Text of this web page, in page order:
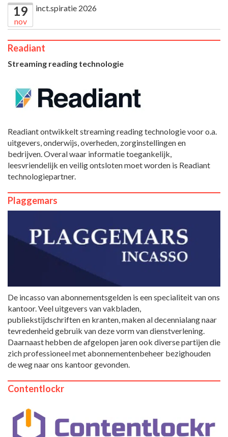
19
nov
inct.spiratie 2026
Readiant
Streaming reading technologie
Readiant ontwikkelt streaming reading technologie voor o.a.
uitgevers, onderwijs, overheden, zorginstellingen en
bedrijven. Overal waar informatie toegankelijk,
leesvriendelijk en veilig ontsloten moet worden is Readiant
technologiepartner.
Plaggemars
De incasso van abonnementsgelden is een specialiteit van ons
kantoor. Veel uitgevers van vakbladen,
publiekstijdschriften en kranten, maken al decennialang naar
tevredenheid gebruik van deze vorm van dienstverlening.
Daarnaast hebben de afgelopen jaren ook diverse partijen die
zich professioneel met abonnementenbeheer bezighouden
de weg naar ons kantoor gevonden.
Contentlockr